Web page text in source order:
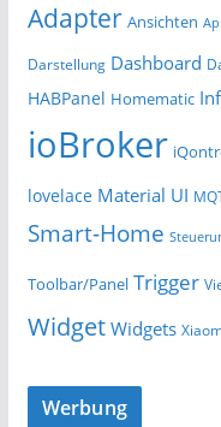
Adapter Ansichten
Darstellung Dashboard
HABPanel Homematic
ioBroker
lovelace Material UI
Smart-Home
Toolbar/Panel Trigger
Widget Widgets
Werbung